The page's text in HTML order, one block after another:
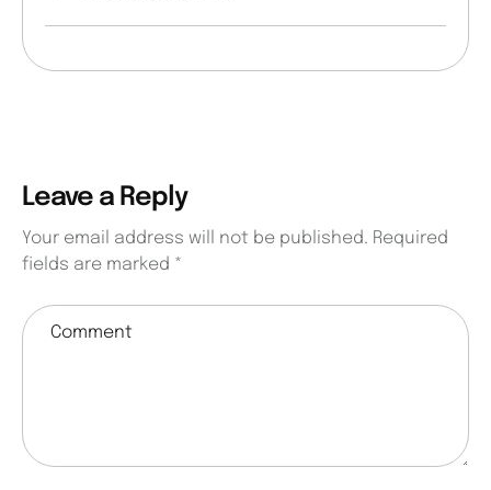
Leave a Reply
Your email address will not be published. Required
fields are marked *